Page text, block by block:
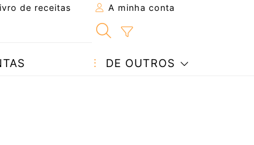
de receitas A minha conta
DE OUTROS